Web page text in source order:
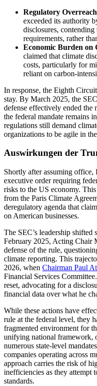
Regulatory
exceeded its authority
disclosures, contending
requirements, rather
Economic Burden on
claimed that climate
costs, particularly for
reliant on carbon-
In response, the Eighth
stay. By March 2025, the
defense effectively ended the
the federal mandate remains
regulations still demand
organizations to be agile in
Auswirkungen der
Shortly after assuming office,
executive orderrequiring
risks to the US economy.
from the Paris Climate
deregulatory agenda that
on American businesses.
The SEC’s leadership
February 2025, Acting Chair
defense of the rule,
climate reporting. This
2026, when Chairman Paul
Financial Services
reset, advocating for a
financial data over what he
While these actions have
rule at the federal level, they
fragmented environment for
unifying national framework,
numerous state-level
companies operating across
approach carries the risk of
inefficiencies as they attempt
standards.